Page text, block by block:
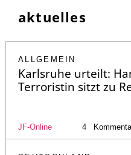
aktuelles
ALLGEMEIN
Karlsruhe urteilt:
Terroristin sitzt zu
JF-Online 4